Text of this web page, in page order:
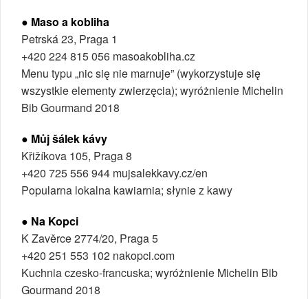
● Maso a kobliha
Petrská 23, Praga 1
+420 224 815 056 masoakobliha.cz
Menu typu „nic się nie marnuje” (wykorzystuje się
wszystkie elementy zwierzęcia); wyróżnienie Michelin
Bib Gourmand 2018
● Můj šálek kávy
Křižíkova 105, Praga 8
+420 725 556 944 mujsalekkavy.cz/en
Popularna lokalna kawiarnia; słynie z kawy
● Na Kopci
K Zavěrce 2774/20, Praga 5
+420 251 553 102 nakopci.com
Kuchnia czesko-francuska; wyróżnienie Michelin Bib
Gourmand 2018